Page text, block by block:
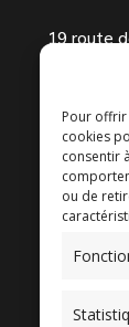
Pour offrir
cookies
consentir
ou de
19 route